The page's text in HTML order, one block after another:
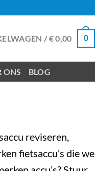
/ €0,00 0
ONS BLOG
reviseren,
fietsaccu’s die we